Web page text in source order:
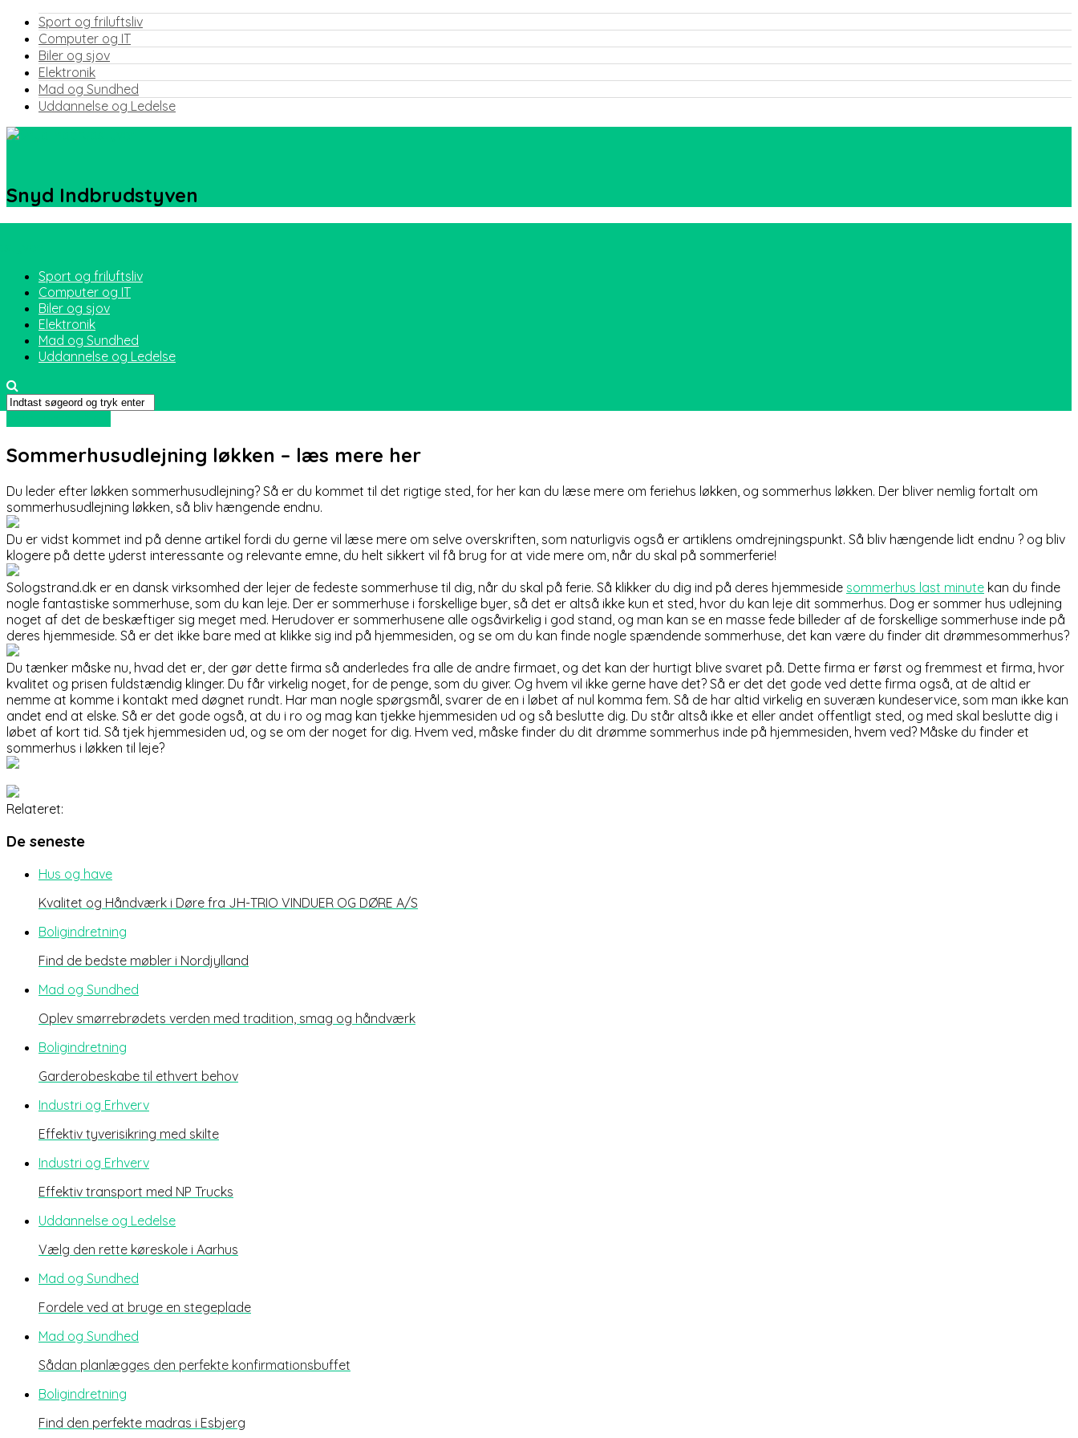
Sport og friluftsliv
Computer og IT
Biler og sjov
Elektronik
Mad og Sundhed
Uddannelse og Ledelse
Snyd Indbrudstyven
Sport og friluftsliv
Computer og IT
Biler og sjov
Elektronik
Mad og Sundhed
Uddannelse og Ledelse
Sommerhusudlejning løkken – læs mere her
Du leder efter løkken sommerhusudlejning? Så er du kommet til det rigtige sted, for her kan du læse mere om feriehus løkken, og sommerhus løkken. Der bliver nemlig fortalt om
sommerhusudlejning løkken, så bliv hængende endnu.
Du er vidst kommet ind på denne artikel fordi du gerne vil læse mere om selve overskriften, som naturligvis også er artiklens omdrejningspunkt. Så bliv hængende lidt endnu ? og bliv
klogere på dette yderst interessante og relevante emne, du helt sikkert vil få brug for at vide mere om, når du skal på sommerferie!
Sologstrand.dk er en dansk virksomhed der lejer de fedeste sommerhuse til dig, når du skal på ferie. Så klikker du dig ind på deres hjemmeside sommerhus last minute kan du finde
nogle fantastiske sommerhuse, som du kan leje. Der er sommerhuse i forskellige byer, så det er altså ikke kun et sted, hvor du kan leje dit sommerhus. Dog er sommer hus udlejning
noget af det de beskæftiger sig meget med. Herudover er sommerhusene alle ogsåvirkelig i god stand, og man kan se en masse fede billeder af de forskellige sommerhuse inde på
deres hjemmeside. Så er det ikke bare med at klikke sig ind på hjemmesiden, og se om du kan finde nogle spændende sommerhuse, det kan være du finder dit drømmesommerhus?
Du tænker måske nu, hvad det er, der gør dette firma så anderledes fra alle de andre firmaet, og det kan der hurtigt blive svaret på. Dette firma er først og fremmest et firma, hvor
kvalitet og prisen fuldstændig klinger. Du får virkelig noget, for de penge, som du giver. Og hvem vil ikke gerne have det? Så er det det gode ved dette firma også, at de altid er
nemme at komme i kontakt med døgnet rundt. Har man nogle spørgsmål, svarer de en i løbet af nul komma fem. Så de har altid virkelig en suveræn kundeservice, som man ikke kan
andet end at elske. Så er det gode også, at du i ro og mag kan tjekke hjemmesiden ud og så beslutte dig. Du står altså ikke et eller andet offentligt sted, og med skal beslutte dig i
løbet af kort tid. Så tjek hjemmesiden ud, og se om der noget for dig. Hvem ved, måske finder du dit drømme sommerhus inde på hjemmesiden, hvem ved? Måske du finder et
sommerhus i løkken til leje?
Relateret:
De seneste
Hus og have
Kvalitet og Håndværk i Døre fra JH-TRIO VINDUER OG DØRE A/S
Boligindretning
Find de bedste møbler i Nordjylland
Mad og Sundhed
Oplev smørrebrødets verden med tradition, smag og håndværk
Boligindretning
Garderobeskabe til ethvert behov
Industri og Erhverv
Effektiv tyverisikring med skilte
Industri og Erhverv
Effektiv transport med NP Trucks
Uddannelse og Ledelse
Vælg den rette køreskole i Aarhus
Mad og Sundhed
Fordele ved at bruge en stegeplade
Mad og Sundhed
Sådan planlægges den perfekte konfirmationsbuffet
Boligindretning
Find den perfekte madras i Esbjerg